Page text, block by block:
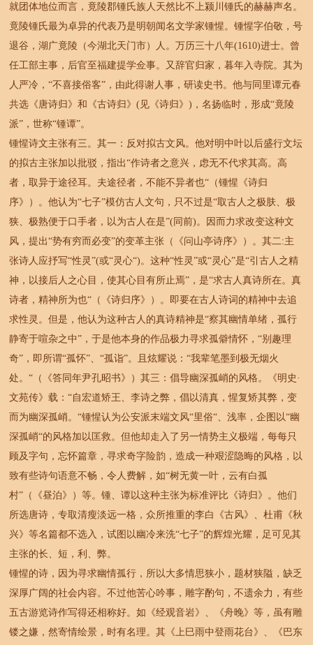
就团体地位而言，竟陵郡锺氏族人天然比不上颍川锺氏的赫赫声名。
竟陵锺氏最为卓异的代表乃是明朝闻名文学家锺惺。锺惺字伯敬，号
退谷，湖广竟陵（今湖北天门市）人。万历三十八年(1610)进士。曾
任工部主事，后官至福建提学佥事。又辞官归家，暮年入寺院。其为
人严冷，“不喜接俗客”，由此得谢人事，研读史书。他与同里谭元春
共选《唐诗归》和《古诗归》(见《诗归》)，名扬临时，形成“竟陵
派”，世称“锺谭”。
锺惺诗文主张有三。其一：反对拟古文风。他对明中叶以后盛行文坛
的拟古主张加以批驳，指出“作诗者之意兴，虑无不代求其高。高
者，取异于途径耳。夫途径者，不能不异者也“（锺惺《诗归
序》）。他认为“七子”模仿古人文句，只不过是“取古人之极肤、极
狭、极熟便于口手者，以为古人在是”(同前)。因而力求改变这种文
风，提出“势有穷而必变”的变革主张（《问山亭诗序》）。其二:主
张诗人应抒写“性灵”(或“灵心“)。这种“性灵”或“灵心”是“引古人之精
神，以接后人之心目，使其心目有所止焉”，是“求古人真诗所在。真
诗者，精神所为也“（《诗归序》）。即要在古人诗词的精神中去追
求性灵。但是，他认为这种古人的真诗精神是“察其幽情单绪，孤行
静寄于喧杂之中”，于是他本身的作品极力寻求孤僻情怀，“别趣理
奇”，即所谓“孤怀”、“孤诣”。且炫耀说：“我辈笔墨到极无烟火
处。“（《答同年尹孔昭书》）其三：倡导幽深孤峭的风格。《明史·
文苑传》载：“自宏道矫王、李诗之弊，倡以清真，惺复矫其弊，变
而为幽深孤峭。“锺惺认为公安派末端文风“里俗“、浅率，企图以“幽
深孤峭“的风格加以匡救。但他却走入了另一情势主义极端，每每只
顾及字句，忘怀篇章，寻求奇字险韵，造成一种艰涩隐晦的风格，以
致有些诗句语意不畅，令人费解，如“树无黄一叶，云有白孤
村”（《昼泊》）等。锺、谭以这种主张为标准评比《诗归》。他们
所选唐诗，专取清瘦淡远一格，众所推重的李白《古风》、杜甫《秋
兴》等名篇都不选入，试图以幽冷来洗“七子”的辉煌光耀，足可见其
主张的长、短，利、弊。
锺惺的诗，因为寻求幽情孤行，所以大多情思狭小，题材狭隘，缺乏
深厚广阔的社会内容。不过他苦心吟事，雕字酌句，不遗余力，有些
五古游览诗作写得还相称好。如《经观音岩》、《舟晚》等，虽有雕
镂之嫌，然寄情绘景，时有名理。其《上巳雨中登雨花台》、《巴东